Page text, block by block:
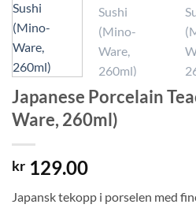
Japanese Porcelain
Ware, 260ml)
kr 129.00
Japansk tekopp i porselen med